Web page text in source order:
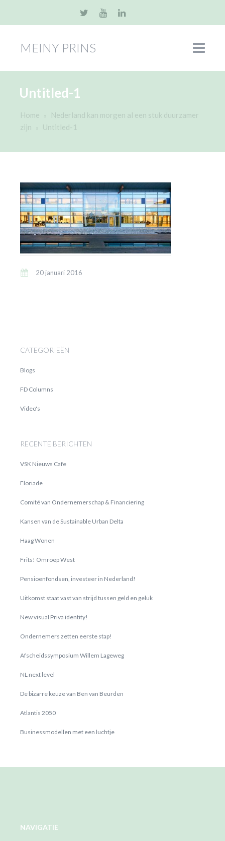
MEINY PRINS
Untitled-1
Home
Nederland kan morgen al een stuk duurzamer
zijn
Untitled-1
20 januari 2016
CATEGORIEËN
Blogs
FD Columns
Video's
RECENTE BERICHTEN
VSK Nieuws Cafe
Floriade
Comité van Ondernemerschap & Financiering
Kansen van de Sustainable Urban Delta
Haag Wonen
Frits! Omroep West
Pensioenfondsen, investeer in Nederland!
Uitkomst staat vast van strijd tussen geld en geluk
New visual Priva identity!
Ondernemers zetten eerste stap!
Afscheidssymposium Willem Lageweg
NL next level
De bizarre keuze van Ben van Beurden
Atlantis 2050
Businessmodellen met een luchtje
NAVIGATIE